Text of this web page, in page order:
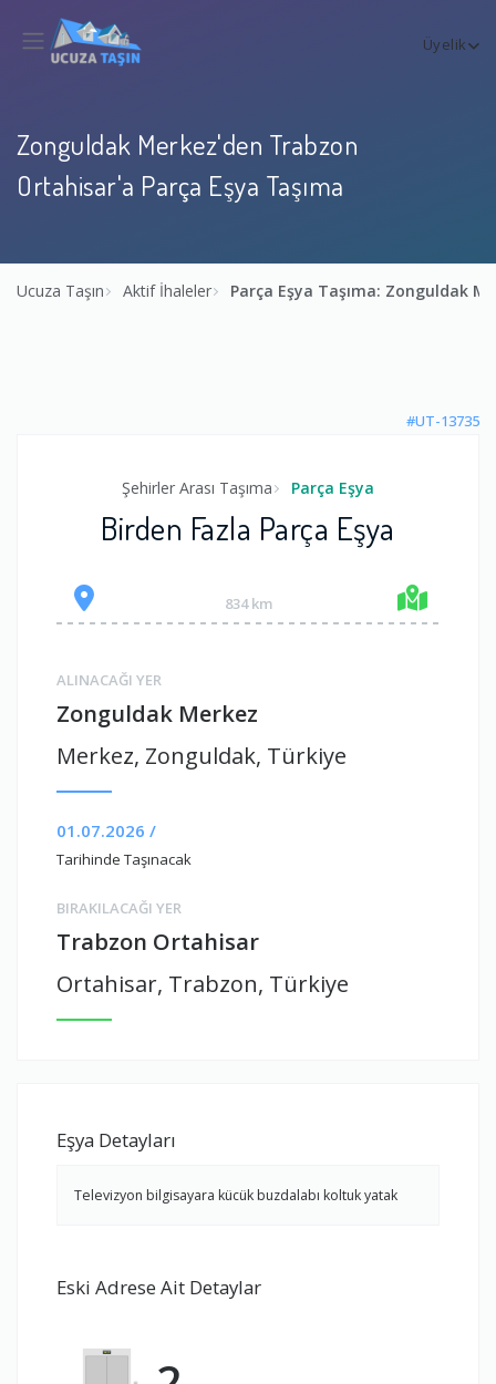
Üyelik
Zonguldak Merkez'den Trabzon
Ortahisar'a Parça Eşya Taşıma
Ucuza Taşın Aktif İhaleler Parça Eşya Taşıma: Zonguldak
#UT-13735
Şehirler Arası Taşıma Parça Eşya
Birden Fazla Parça Eşya
834 km
ALINACAĞI YER
Zonguldak Merkez
Merkez, Zonguldak, Türkiye
01.07.2026 /
Tarihinde Taşınacak
BIRAKILACAĞI YER
Trabzon Ortahisar
Ortahisar, Trabzon, Türkiye
Eşya Detayları
Televizyon bilgisayara kücük buzdalabı koltuk yatak
Eski Adrese Ait Detaylar